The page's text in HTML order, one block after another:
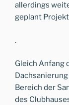
allerdings
geplant
.
Gleich Anfang
Bereich der
des